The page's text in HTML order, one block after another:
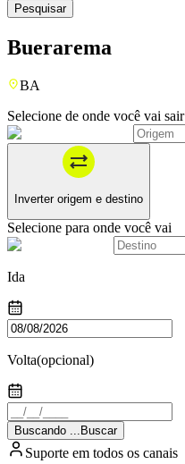
Pesquisar
Buerarema
BA
Selecione de onde você vai sair
Inverter origem e destino
Selecione para onde você vai
Ida
Volta(opcional)
Buscando ... Buscar
Suporte em todos os canais